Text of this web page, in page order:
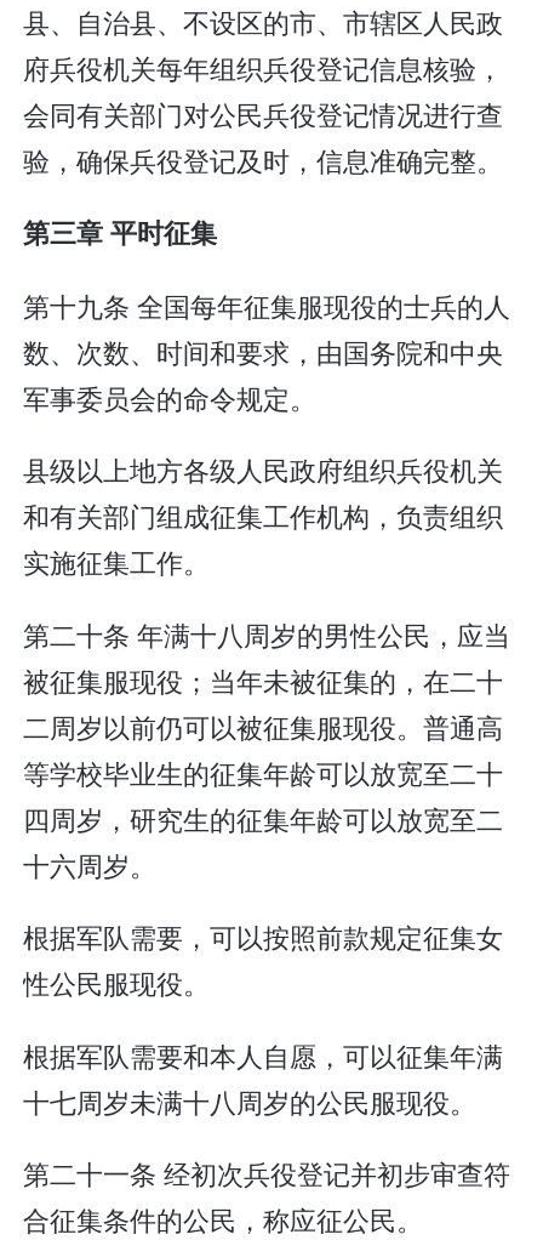
县、自治县、不设区的市、市辖区人民政
府兵役机关每年组织兵役登记信息核验，
会同有关部门对公民兵役登记情况进行查
验，确保兵役登记及时，信息准确完整。
第三章 平时征集
第十九条 全国每年征集服现役的士兵的人
数、次数、时间和要求，由国务院和中央
军事委员会的命令规定。
县级以上地方各级人民政府组织兵役机关
和有关部门组成征集工作机构，负责组织
实施征集工作。
第二十条 年满十八周岁的男性公民，应当
被征集服现役；当年未被征集的，在二十
二周岁以前仍可以被征集服现役。普通高
等学校毕业生的征集年龄可以放宽至二十
四周岁，研究生的征集年龄可以放宽至二
十六周岁。
根据军队需要，可以按照前款规定征集女
性公民服现役。
根据军队需要和本人自愿，可以征集年满
十七周岁未满十八周岁的公民服现役。
第二十一条 经初次兵役登记并初步审查符
合征集条件的公民，称应征公民。